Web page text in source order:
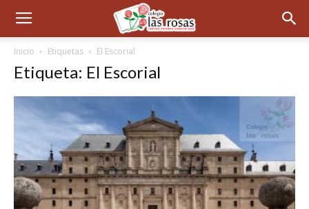
Inicio Etiquetas El Escorial
Etiqueta: El Escorial